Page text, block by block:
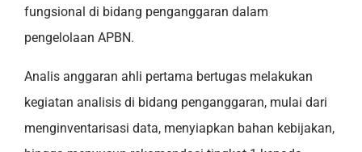
fungsional di bidang penganggaran dalam
pengelolaan APBN.
Analis anggaran ahli pertama bertugas melakukan
kegiatan analisis di bidang penganggaran, mulai dari
menginventarisasi data, menyiapkan bahan kebijakan,